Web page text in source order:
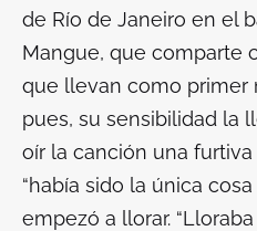
de Río de Janeiro en el
Mangue, que comparte
que llevan como primer
pues, su sensibilidad la
oír la canción una furtiva
“había sido la única
empezó a llorar.